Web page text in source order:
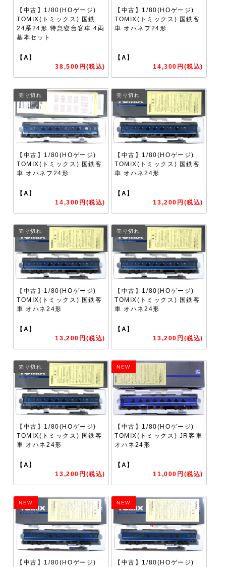
【中古】1/80(HOゲージ)
TOMIX(トミックス) 国鉄
24系24形 特急寝台客車 4両
基本セット
【A】
38,500円(税込)
【中古】1/80(HOゲージ)
TOMIX(トミックス) 国鉄客
車 オハネフ24形
【A】
14,300円(税込)
売り切れ
【中古】1/80(HOゲージ)
TOMIX(トミックス) 国鉄客
車 オハネフ24形
【A】
14,300円(税込)
売り切れ
【中古】1/80(HOゲージ)
TOMIX(トミックス) 国鉄客
車 オハネ24形
【A】
13,200円(税込)
売り切れ
【中古】1/80(HOゲージ)
TOMIX(トミックス) 国鉄客
車 オハネ24形
【A】
13,200円(税込)
売り切れ
【中古】1/80(HOゲージ)
TOMIX(トミックス) 国鉄客
車 オハネ24形
【A】
13,200円(税込)
売り切れ
【中古】1/80(HOゲージ)
TOMIX(トミックス) 国鉄客
車 オハネ24形
【A】
13,200円(税込)
NEW
【中古】1/80(HOゲージ)
TOMIX(トミックス) JR客車
オハネ24形
【A】
11,000円(税込)
NEW
【中古】1/80(HOゲージ)
NEW
【中古】1/80(HOゲージ)